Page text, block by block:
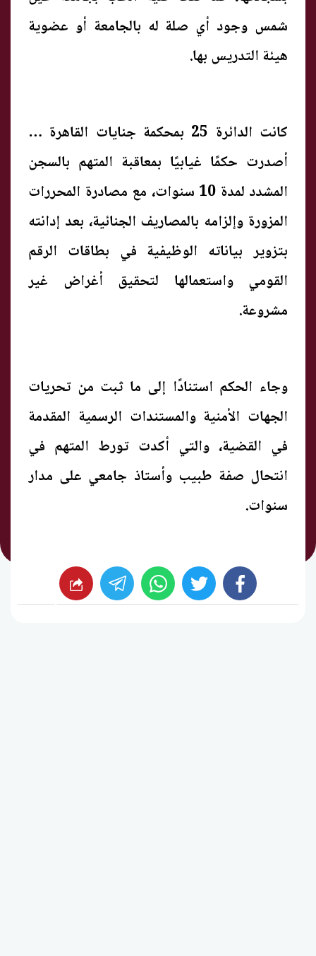
شمس وجود أي صلة له بالجامعة أو عضوية
هيئة التدريس بها.
كانت الدائرة 25 بمحكمة جنايات القاهرة قد
أصدرت حكمًا غيابيًا بمعاقبة المتهم بالسجن
المشدد لمدة 10 سنوات، مع مصادرة المحررات
المزورة وإلزامه بالمصاريف الجنائية، بعد إدانته
بتزوير بياناته الوظيفية في بطاقات الرقم
القومي واستعمالها لتحقيق أغراض غير
مشروعة.
وجاء الحكم استنادًا إلى ما ثبت من تحريات
الجهات الأمنية والمستندات الرسمية المقدمة
في القضية، والتي أكدت تورط المتهم في
انتحال صفة طبيب وأستاذ جامعي على مدار
سنوات.
facebook
twitter
whats شارك